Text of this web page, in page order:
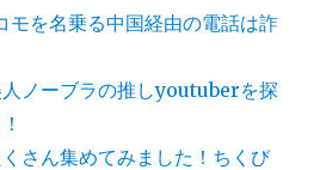
モを名乗る中国経由の電話は詐
ノーブラの推しyoutuberを探
さん集めてみました！ちくび